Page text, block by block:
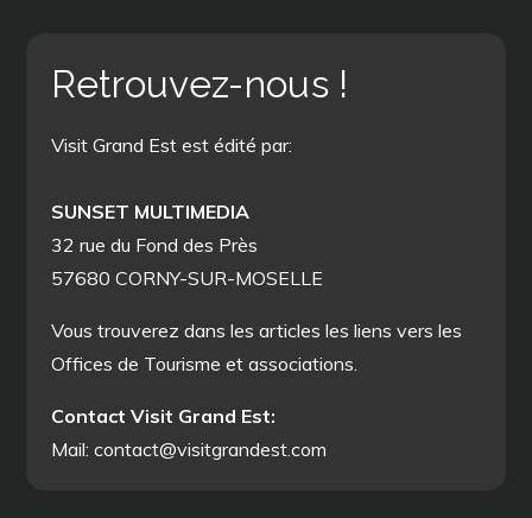
Retrouvez-nous !
Visit Grand Est est édité par:
SUNSET MULTIMEDIA
32 rue du Fond des Près
57680 CORNY-SUR-MOSELLE
Vous trouverez dans les articles les liens vers les
Offices de Tourisme et associations.
Contact Visit Grand Est:
Mail: contact@visitgrandest.com